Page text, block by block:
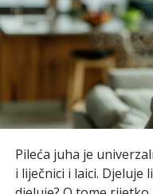
Pileća juha je
i liječnici i laici. Djeluje